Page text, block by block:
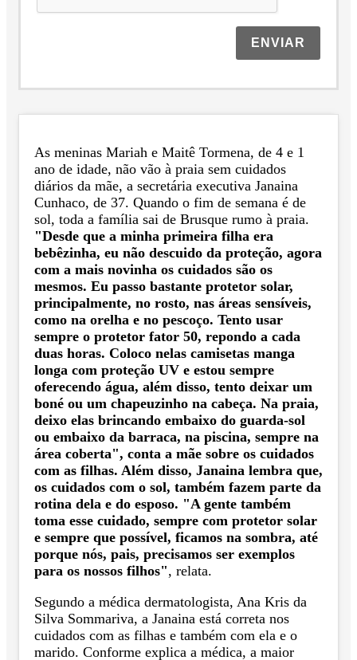
ENVIAR
As meninas Mariah e Maitê Tormena, de 4 e 1
ano de idade, não vão à praia sem cuidados
diários da mãe, a secretária executiva Janaina
Cunhaco, de 37. Quando o fim de semana é de
sol, toda a família sai de Brusque rumo à praia.
"Desde que a minha primeira filha era
bebêzinha, eu não descuido da proteção, agora
com a mais novinha os cuidados são os
mesmos. Eu passo bastante protetor solar,
principalmente, no rosto, nas áreas sensíveis,
como na orelha e no pescoço. Tento usar
sempre o protetor fator 50, repondo a cada
duas horas. Coloco nelas camisetas manga
longa com proteção UV e estou sempre
oferecendo água, além disso, tento deixar um
boné ou um chapeuzinho na cabeça. Na praia,
deixo elas brincando embaixo do guarda-sol
ou embaixo da barraca, na piscina, sempre na
área coberta", conta a mãe sobre os cuidados
com as filhas. Além disso, Janaina lembra que,
os cuidados com o sol, também fazem parte da
rotina dela e do esposo. "A gente também
toma esse cuidado, sempre com protetor solar
e sempre que possível, ficamos na sombra, até
porque nós, pais, precisamos ser exemplos
para os nossos filhos", relata.
Segundo a médica dermatologista, Ana Kris da
Silva Sommariva, a Janaina está correta nos
cuidados com as filhas e também com ela e o
marido. Conforme explica a médica, a maior